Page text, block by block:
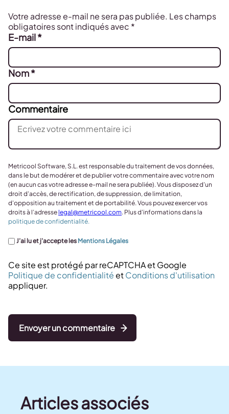
Votre adresse e-mail ne sera pas publiée. Les champs
obligatoires sont indiqués avec *
E-mail*
Nom*
Commentaire
Metricool Software, S.L. est responsable du traitement de vos données,
dans le but de modérer et de publier votre commentaire avec votre nom
(en aucun cas votre adresse e-mail ne sera publiée). Vous disposez d’un
droit d’accès, de rectification, de suppression, de limitation,
d’opposition au traitement et de portabilité. Vous pouvez exercer vos
droits à l’adresse legal@metricool.com. Plus d’informations dans la
politique de confidentialité.
J’ai lu et j’accepte les Mentions Légales
Ce site est protégé par reCAPTCHA et Google
Politique de confidentialitéetConditions d'utilisation
appliquer.
Envoyer un commentaire
Articles associés